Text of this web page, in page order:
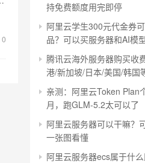
0
持免费额度用完即停
阿里云学生300元代金券
品？可以买服务器和AI模
腾讯云海外服务器购买收
港/新加坡/日本/美国/韩国
亲测：阿里云Token Plan
月，跑GLM-5.2太可以了
阿里云服务器可以干嘛？
一张图看懂
阿里云服务器ecs属于什